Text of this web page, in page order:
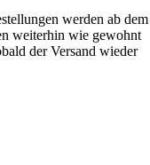
werden ab dem
weiterhin wie gewohnt
der Versand wieder